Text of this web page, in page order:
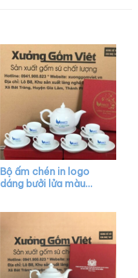
Bộ ấm chén in logo
dáng bưởi lửa màu